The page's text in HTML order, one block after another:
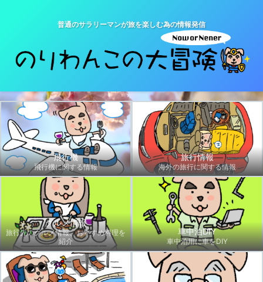
普通のサラリーマンが旅を楽しむ為の情報発信
飛行機
飛行機に関する情報
旅行情報
海外の旅行に関する情報
グルメ情報
旅行先のグルメ情報、おすすめ料理を
紹介
車中泊DIY
車中泊用に車をDIY